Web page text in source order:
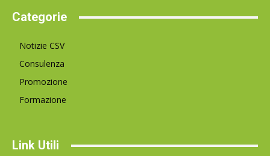
Categorie
Notizie CSV
Consulenza
Promozione
Formazione
Link Utili